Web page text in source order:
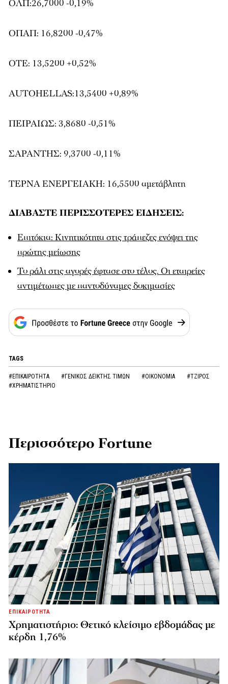
ΟΛΠ:26,7000 -0,19%
ΟΠΑΠ: 16,8200 -0,47%
ΟΤΕ: 13,5200 +0,52%
AUTOHELLAS:13,5400 +0,89%
ΠΕΙΡΑΙΩΣ: 3,8680 -0,51%
ΣΑΡΑΝΤΗΣ: 9,3700 -0,11%
ΤΕΡΝΑ ΕΝΕΡΓΕΙΑΚΗ: 16,5500 αμετάβλητη
ΔΙΑΒΑΣΤΕ ΠΕΡΙΣΣΟΤΕΡΕΣ ΕΙΔΗΣΕΙΣ:
Επιτόκια: Κινητικότητα στις τράπεζες ενόψει της
πρώτης μείωσης
Το ράλι στις αγορές έφτασε στο τέλος. Οι εταιρείες
αντιμέτωπες με παντοδύναμες δοκιμασίες
TAGS
#ΕΠΙΚΑΙΡΟΤΗΤΑ #ΓΕΝΙΚΟΣ ΔΕΙΚΤΗΣ ΤΙΜΩΝ #ΟΙΚΟΝΟΜΙΑ
#ΤΖΙΡΟΣ
#ΧΡΗΜΑΤΙΣΤΗΡΙΟ
Περισσότερο Fortune
ΕΠΙΚΑΙΡΟΤΗΤΑ
Χρηματιστήριο: Θετικό κλείσιμο εβδομάδας με
κέρδη 1,76%